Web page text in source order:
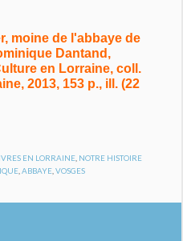
moine de l'abbaye de
Dantand,
en Lorraine, coll.
2013, 153 p., ill. (22
EN LORRAINE, NOTRE HISTOIRE
,ABBAYE ,VOSGES